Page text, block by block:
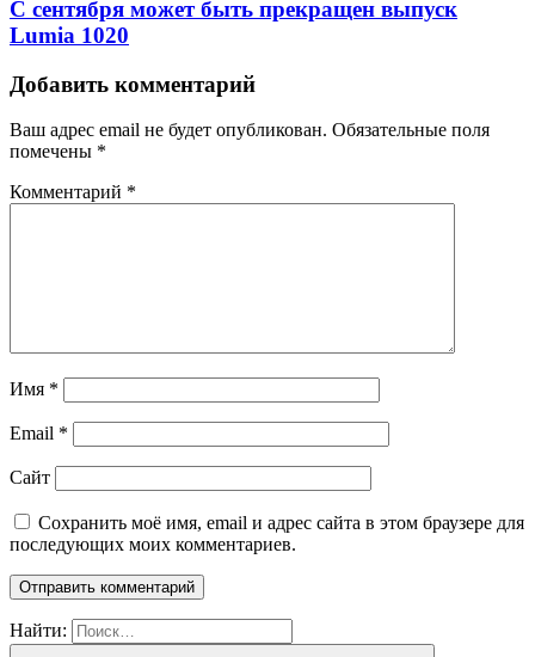
С сентября может быть прекращен выпуск
Lumia 1020
Добавить комментарий
Ваш адрес email не будет опубликован. Обязательные поля
помечены *
Комментарий *
Имя *
Email *
Сайт
Сохранить моё имя, email и адрес сайта в этом браузере для
последующих моих комментариев.
Найти: